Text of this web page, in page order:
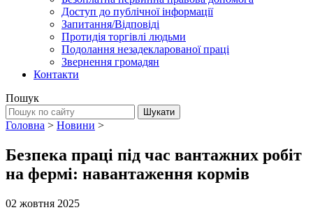
Доступ до публічної інформації
Запитання/Відповіді
Протидія торгівлі людьми
Подолання незадекларованої праці
Звернення громадян
Контакти
Пошук
Головна > Новини >
Безпека праці під час вантажних робіт
на фермі: навантаження кормів
02 жовтня 2025